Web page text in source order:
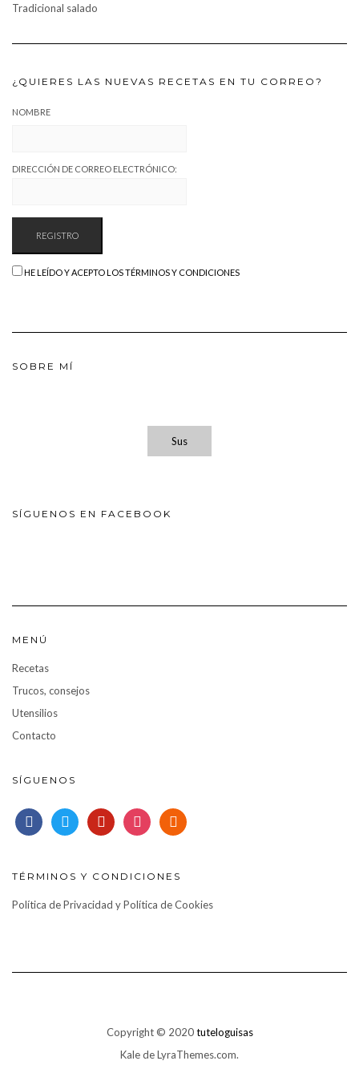
Tradicional salado
¿QUIERES LAS NUEVAS RECETAS EN TU CORREO?
NOMBRE
DIRECCIÓN DE CORREO ELECTRÓNICO:
HE LEÍDO Y ACEPTO LOS TÉRMINOS Y CONDICIONES
SOBRE MÍ
Sus
SÍGUENOS EN FACEBOOK
MENÚ
Recetas
Trucos, consejos
Utensilios
Contacto
SÍGUENOS
facebooktwitter pinterestinstagramrss
TÉRMINOS Y CONDICIONES
Política de Privacidad y Política de Cookies
Copyright © 2020tuteloguisas
Kalede LyraThemes.com.